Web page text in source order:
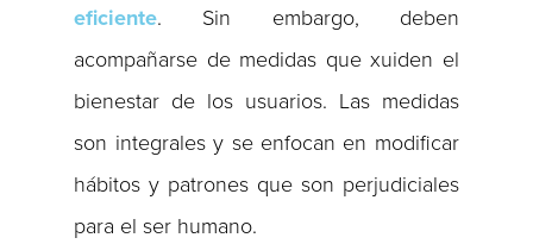
eficiente. Sin embargo, deben
acompañarse de medidas que xuiden el
bienestar de los usuarios. Las medidas
son integrales y se enfocan en modificar
hábitos y patrones que son perjudiciales
para el ser humano.